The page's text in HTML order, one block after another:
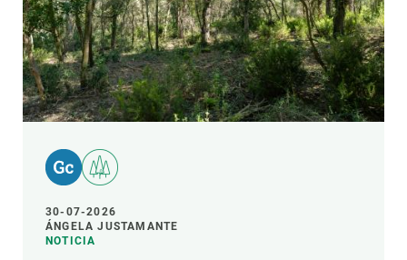
30-07-2026
ÁNGELA JUSTAMANTE
NOTICIA